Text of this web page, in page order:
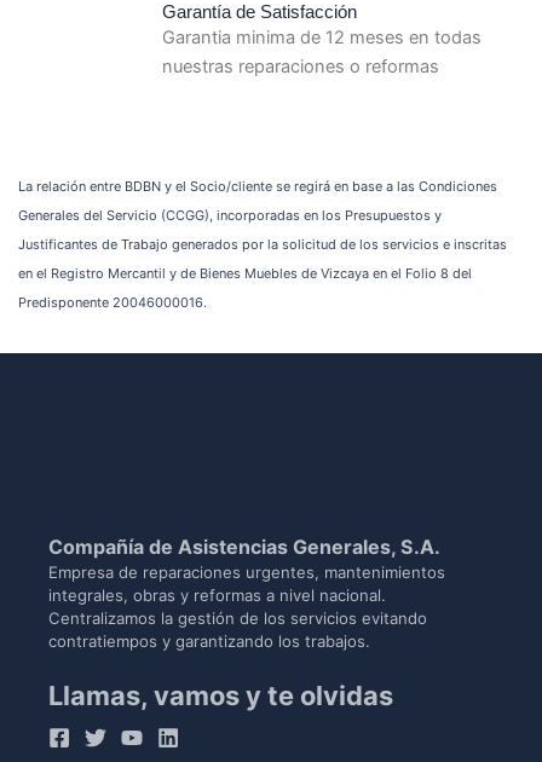
Garantía de Satisfacción
Garantia minima de 12 meses en todas
nuestras reparaciones o reformas
La relación entre BDBN y el Socio/cliente se regirá en base a las Condiciones
Generales del Servicio (CCGG), incorporadas en los Presupuestos y
Justificantes de Trabajo generados por la solicitud de los servicios e inscritas
en el Registro Mercantil y de Bienes Muebles de Vizcaya en el Folio 8 del
Predisponente 20046000016.
Compañía de Asistencias Generales, S.A.
Empresa de reparaciones urgentes, mantenimientos
integrales, obras y reformas a nivel nacional.
Centralizamos la gestión de los servicios evitando
contratiempos y garantizando los trabajos.
Llamas, vamos y te olvidas